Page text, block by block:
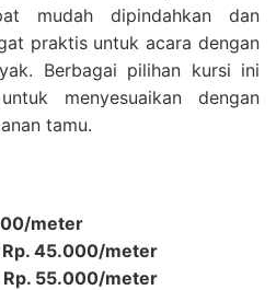
mudah dipindahkan dan
praktis untuk acara dengan
Berbagai pilihan kursi ini
menyesuaikan dengan
tamu.
meter
Rp. 45.000/meter
Rp. 55.000/meter